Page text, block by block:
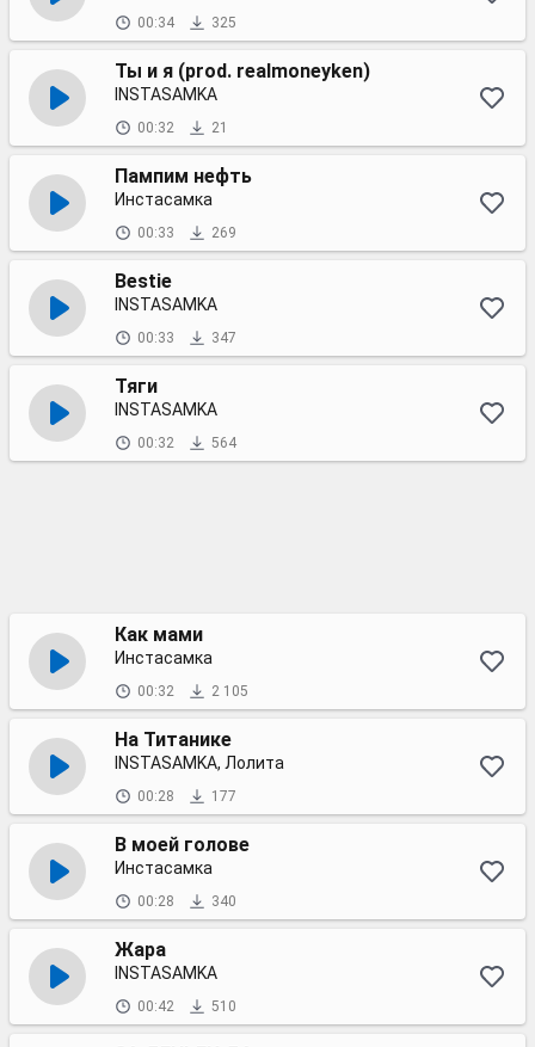
00:34 325
Ты и я (prod. realmoneyken)
INSTASAMKA
00:32 21
Пампим нефть
Инстасамка
00:33 269
Bestie
INSTASAMKA
00:33 347
Тяги
INSTASAMKA
00:32 564
Как мами
Инстасамка
00:32 2 105
На Титанике
INSTASAMKA, Лолита
00:28 177
В моей голове
Инстасамка
00:28 340
Жара
INSTASAMKA
00:42 510